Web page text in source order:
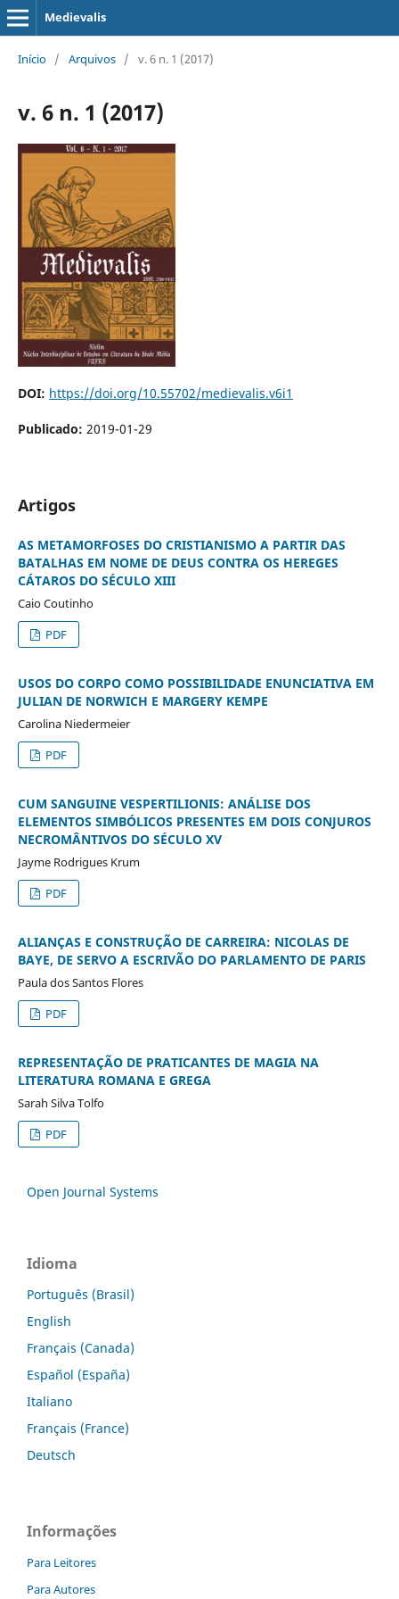
Medievalis
Início / Arquivos / v. 6 n. 1 (2017)
v. 6 n. 1 (2017)
DOI: https://doi.org/10.55702/medievalis.v6i1
Publicado: 2019-01-29
Artigos
AS METAMORFOSES DO CRISTIANISMO A PARTIR DAS
BATALHAS EM NOME DE DEUS CONTRA OS HEREGES
CÁTAROS DO SÉCULO XIII
Caio Coutinho
PDF
USOS DO CORPO COMO POSSIBILIDADE ENUNCIATIVA EM
JULIAN DE NORWICH E MARGERY KEMPE
Carolina Niedermeier
PDF
CUM SANGUINE VESPERTILIONIS: ANÁLISE DOS
ELEMENTOS SIMBÓLICOS PRESENTES EM DOIS CONJUROS
NECROMÂNTIVOS DO SÉCULO XV
Jayme Rodrigues Krum
PDF
ALIANÇAS E CONSTRUÇÃO DE CARREIRA: NICOLAS DE
BAYE, DE SERVO A ESCRIVÃO DO PARLAMENTO DE PARIS
Paula dos Santos Flores
PDF
REPRESENTAÇÃO DE PRATICANTES DE MAGIA NA
LITERATURA ROMANA E GREGA
Sarah Silva Tolfo
PDF
Open Journal Systems
Idioma
Português (Brasil)
English
Français (Canada)
Español (España)
Italiano
Français (France)
Deutsch
Informações
Para Leitores
Para Autores